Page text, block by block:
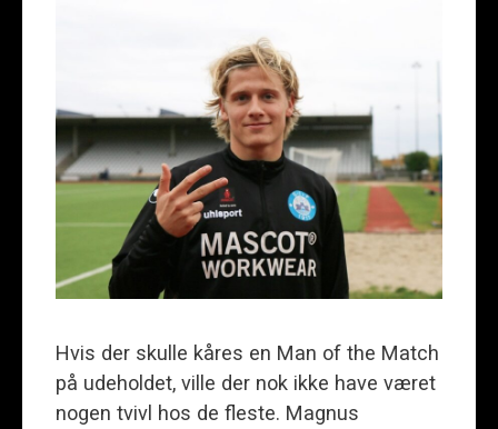
Hvis der skulle kåres en Man of the Match
på udeholdet, ville der nok ikke have været
nogen tvivl hos de fleste. Magnus